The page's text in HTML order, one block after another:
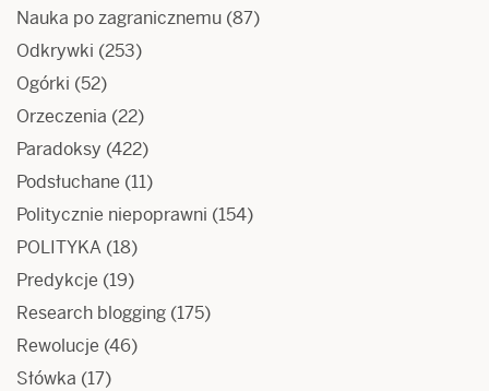
Nauka po zagranicznemu (87)
Odkrywki (253)
Ogórki (52)
Orzeczenia (22)
Paradoksy (422)
Podsłuchane (11)
Politycznie niepoprawni (154)
POLITYKA (18)
Predykcje (19)
Research blogging (175)
Rewolucje (46)
Słówka (17)